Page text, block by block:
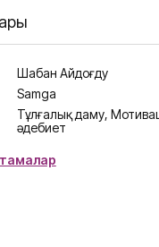
Шабан Айдоғду
Samga
Тұлғалық даму,
әдебиет